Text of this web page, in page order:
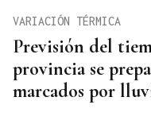
Previsión del
provincia se
marcados por
VARIACIÓN TÉRMICA